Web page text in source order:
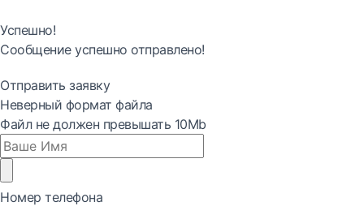
Успешно!
Сообщение успешно отправлено!
Отправить заявку
Неверный формат файла
Файл не должен превышать 10Mb
Номер телефона